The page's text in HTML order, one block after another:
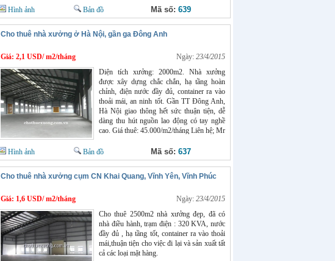
Hình ảnh Bản đồ Mã số: 639
Cho thuê nhà xưởng ở Hà Nội, gần ga Đông Anh
Giá: 2,1 USD/ m2/tháng Ngày: 23/4/2015
Diện tích xưởng: 2000m2. Nhà xưởng
được xây dựng chắc chắn, hạ tầng hoàn
chỉnh, điện nước đầy đủ, container ra vào
thoải mái, an ninh tốt. Gần TT Đông Anh,
Hà Nội giao thông hết sức thuận tiện, dễ
dàng thu hút nguồn lao động có tay nghề
cao. Giá thuê: 45.000/m2/tháng Liên hệ; Mr
Hình ảnh
Bản đồ Mã số: 637
Cho thuê nhà xưởng cụm CN Khai Quang, Vĩnh Yên, Vĩnh Phúc
Giá: 1,6 USD/ m2/tháng Ngày: 23/4/2015
Cho thuê 2500m2 nhà xưởng đẹp, đã có
nhà điều hành, trạm điện : 320 KVA, nước
đầy đủ , hạ tầng tốt, container ra vào thoải
mái,thuận tiện cho việc đi lại và sản xuất tất
cả các loại mặt hàng.